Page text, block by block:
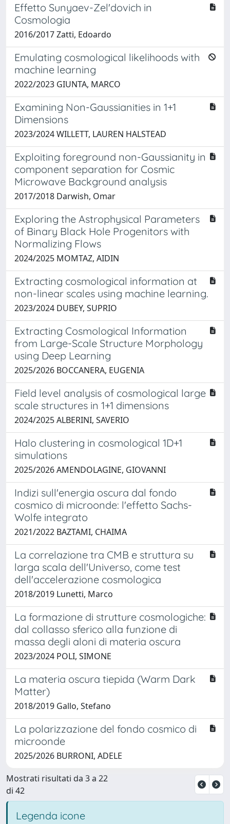
Effetto Sunyaev-Zel'dovich in
Cosmologia
2016/2017 Zatti, Edoardo
Emulating cosmological likelihoods with
machine learning
2022/2023 GIUNTA, MARCO
Examining Non-Gaussianities in 1+1
Dimensions
2023/2024 WILLETT, LAUREN HALSTEAD
Exploiting foreground non-Gaussianity in
component separation for Cosmic
Microwave Background analysis
2017/2018 Darwish, Omar
Exploring the Astrophysical Parameters
of Binary Black Hole Progenitors with
Normalizing Flows
2024/2025 MOMTAZ, AIDIN
Extracting cosmological information at
non-linear scales using machine learning.
2023/2024 DUBEY, SUPRIO
Extracting Cosmological Information
from Large-Scale Structure Morphology
using Deep Learning
2025/2026 BOCCANERA, EUGENIA
Field level analysis of cosmological large
scale structures in 1+1 dimensions
2024/2025 ALBERINI, SAVERIO
Halo clustering in cosmological 1D+1
simulations
2025/2026 AMENDOLAGINE, GIOVANNI
Indizi sull'energia oscura dal fondo
cosmico di microonde: l'effetto Sachs-
Wolfe integrato
2021/2022 BAZTAMI, CHAIMA
La correlazione tra CMB e struttura su
larga scala dell'Universo, come test
dell'accelerazione cosmologica
2018/2019 Lunetti, Marco
La formazione di strutture cosmologiche:
dal collasso sferico alla funzione di
massa degli aloni di materia oscura
2023/2024 POLI, SIMONE
La materia oscura tiepida (Warm Dark
Matter)
2018/2019 Gallo, Stefano
La polarizzazione del fondo cosmico di
microonde
2025/2026 BURRONI, ADELE
Mostrati risultati da 3 a 22
di 42
Legenda icone